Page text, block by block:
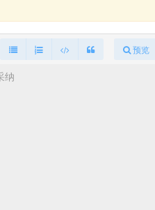
预览